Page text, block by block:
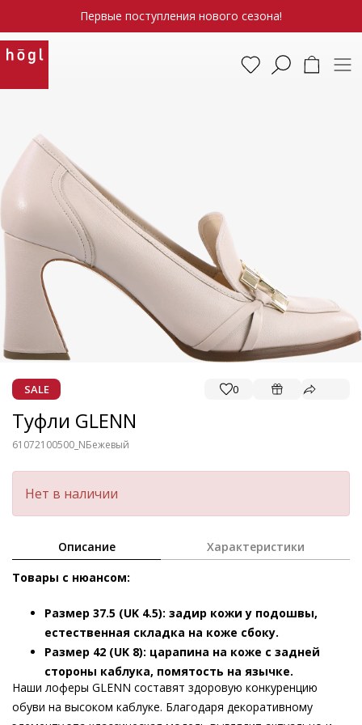
Первые поступления нового сезона!
SALE 0
Туфли GLENN
61072100500_NБежевый
Нет в наличии
Описание Характеристики
Товары с нюансом:
Размер 37.5 (UK 4.5): задир кожи у подошвы,
естественная складка на коже сбоку.
Размер 42 (UK 8): царапина на коже с задней
стороны каблука, помятость на язычке.
Наши лоферы GLENN составят здоровую конкуренцию
обуви на высоком каблуке. Благодаря декоративному